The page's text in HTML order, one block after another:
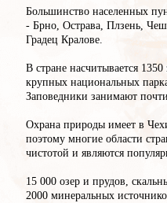
Большинство населенных
- Брно, Острава, Плзень,
Градец Кралове.
В стране насчитывается
крупных национальных
Заповедники занимают
Охрана природы имеет в
поэтому многие области
чистотой и являются
15 000 озер и прудов,
2000 минеральных